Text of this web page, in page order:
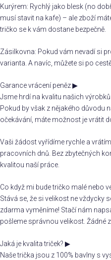
Kurýrem: Rychlý jako blesk (no
musí stavit na kafe) – ale zboží
tričko se k vám dostane bezpečně.
Zásilkovna: Pokud vám nevadí si
varianta. A navíc, můžete si po
Garance vrácení peněz▶
Jsme hrdí na kvalitu našich
Pokud by však z nějakého důvodu
očekávání, máte možnost je vrátit
Vaši žádost vyřídíme rychle a
pracovních dnů. Bez zbytečných
kvalitou naší práce.
Co když mi bude tričko malé nebo
Stává se, že si velikost ne vždycky
zdarma vyměníme! Stačí nám
pošleme správnou velikost. Žádné
Jaká je kvalita triček? ▶
Naše trička jsou z 100% bavlny s